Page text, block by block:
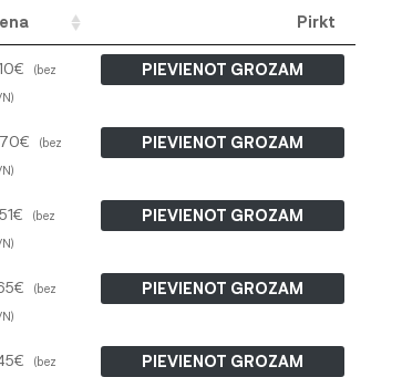
Pirkt
€
(bez
PIEVIENOT GROZAM
€
(bez
PIEVIENOT GROZAM
€
(bez
PIEVIENOT GROZAM
€
(bez
PIEVIENOT GROZAM
€
(bez
PIEVIENOT GROZAM